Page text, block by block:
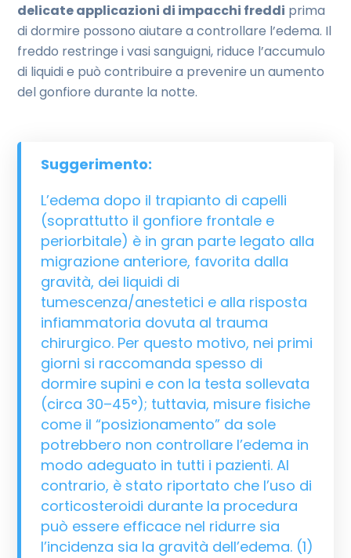
delicate applicazioni di impacchi freddi prima
di dormire possono aiutare a controllare l’edema. Il
freddo restringe i vasi sanguigni, riduce l’accumulo
di liquidi e può contribuire a prevenire un aumento
del gonfiore durante la notte.
Suggerimento:
L’edema dopo il trapianto di capelli
(soprattutto il gonfiore frontale e
periorbitale) è in gran parte legato alla
migrazione anteriore, favorita dalla
gravità, dei liquidi di
tumescenza/anestetici e alla risposta
infiammatoria dovuta al trauma
chirurgico. Per questo motivo, nei primi
giorni si raccomanda spesso di
dormire supini e con la testa sollevata
(circa 30–45°); tuttavia, misure fisiche
come il “posizionamento” da sole
potrebbero non controllare l’edema in
modo adeguato in tutti i pazienti. Al
contrario, è stato riportato che l’uso di
corticosteroidi durante la procedura
può essere efficace nel ridurre sia
l’incidenza sia la gravità dell’edema. (1)